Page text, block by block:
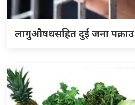
लागुऔषधसहित दुई जना पक्राउ